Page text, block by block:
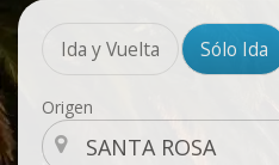
Ida y Vuelta Sólo Ida
Origen